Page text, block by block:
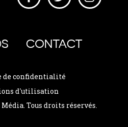
CONTACT
de confidentialité
d'utilisation
Tous droits réservés.